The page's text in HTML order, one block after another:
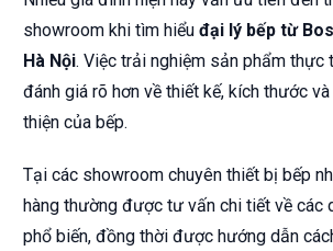
showroom khi tìm hiểu đại lý bếp từ
Hà Nội. Việc trải nghiệm sản phẩm thực
đánh giá rõ hơn về thiết kế, kích thước
thiện của bếp.
Tại các showroom chuyên thiết bị bếp
hàng thường được tư vấn chi tiết về các
phổ biến, đồng thời được hướng dẫn